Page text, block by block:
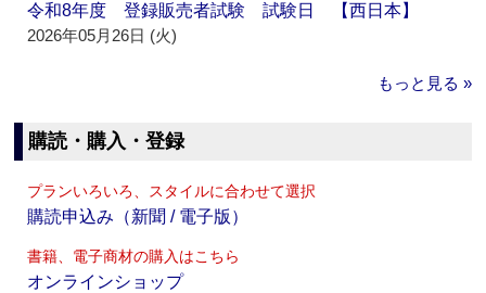
令和8年度 登録販売者試験 試験日 【西日本】
2026年05月26日 (火)
もっと見る »
購読・購入・登録
プランいろいろ、スタイルに合わせて選択
購読申込み（新聞 / 電子版）
書籍、電子商材の購入はこちら
オンラインショップ